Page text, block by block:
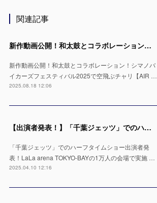
関連記事
新作動画公開！和太鼓とコラボレーション！シマノバイカーズフェスティバル2025で空飛ぶチャリ【AIR TRICK SHOW】
新作動画公開！和太鼓とコラボレーション！シマノバ
イカーズフェスティバル2025で空飛ぶチャリ【AIR …
2025.08.18 12:06
【出演者発表！】「千葉ジェッツ」でのハーフタイムショー LaLa arena TOKYO-BAYの1万人の会場で実施 ※4月12日 & 13日
「千葉ジェッツ」でのハーフタイムショー出演者発
表！LaLa arena TOKYO-BAYの1万人の会場で実施 …
2025.04.10 12:16